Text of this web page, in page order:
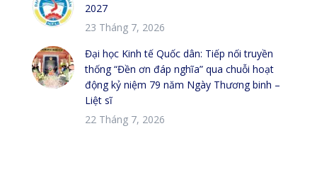
2027
23 Tháng 7, 2026
Đại học Kinh tế Quốc dân: Tiếp nối truyền
thống “Đền ơn đáp nghĩa” qua chuỗi hoạt
động kỷ niệm 79 năm Ngày Thương binh –
Liệt sĩ
22 Tháng 7, 2026